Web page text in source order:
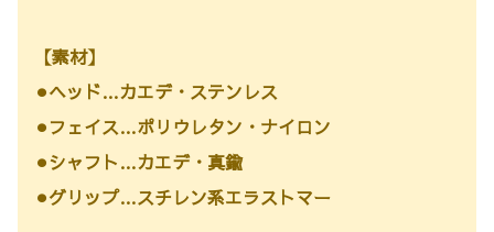
【素材】
⚫︎ヘッド…カエデ・ステンレス
⚫︎フェイス…ポリウレタン・ナイロン
⚫︎シャフト…カエデ・真鍮
⚫︎グリップ…スチレン系エラストマー